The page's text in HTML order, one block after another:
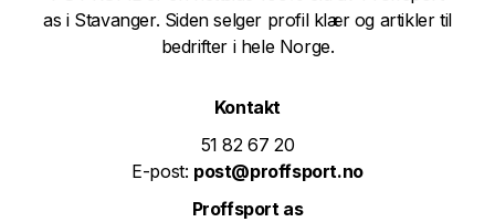
as i Stavanger. Siden selger profil klær og artikler til
bedrifter i hele Norge.
Kontakt
51 82 67 20
E-post: post@proffsport.no
Proffsport as